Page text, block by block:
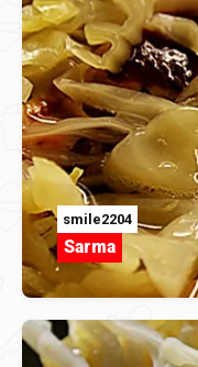
smile2204
Sarma